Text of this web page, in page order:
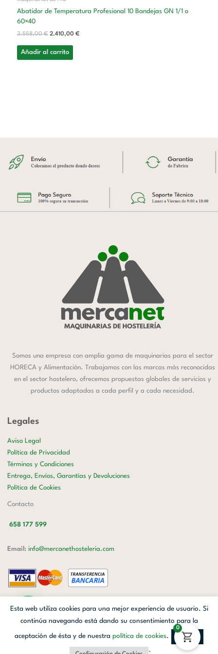
Abatidor de Temperatura Profesional 10 Bandejas GN 1/1 o
60×40
3.558,00€ 2.410,00 €
Añadir al carrito
Somos una empresa con amplia gama de maquinarias para el sector
HORECA y Alimentación. Trabajamos con las marcas más reconocidas
en el sector hostelero, ofrecemos propuestas globales de servicios y
productos adaptadas a cada perfil y a cada necesidad.
Legales
Aviso Legal
Política de Privacidad
Términos y Condiciones
Entrega, Envíos, Garantías y Devoluciones
Política de Cookies
Contacto
658 177 599
Email: info@mercanethosteleria.com
Mercanet © 2026.| Diseñado porAvanzada Digital| Webmaster
Facebook Linkedin Instagram
Esta web utiliza cookies para una mejor experiencia de usuario. Si
continúa navegando está dando su consentimiento para la
aceptación de ésta y de nuestra política de cookies. Aceptar
0